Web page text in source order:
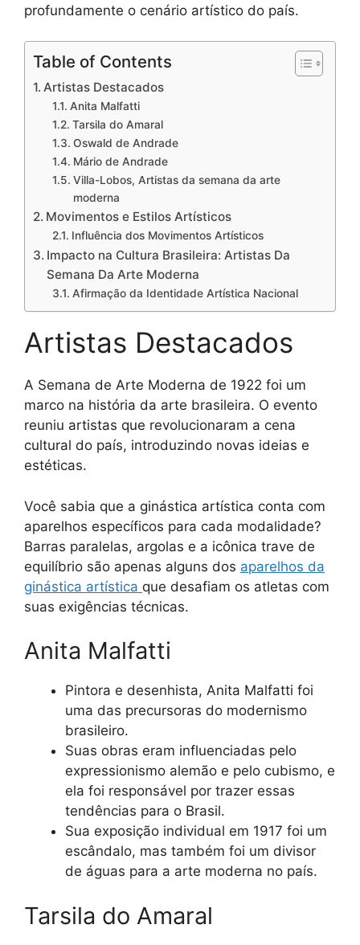
profundamente o cenário artístico do país.
Table of Contents
Artistas Destacados
Anita Malfatti
Tarsila do Amaral
Oswald de Andrade
Mário de Andrade
Villa-Lobos, Artistas da semana da arte
moderna
Movimentos e Estilos Artísticos
Influência dos Movimentos Artísticos
Impacto na Cultura Brasileira: Artistas Da
Semana Da Arte Moderna
Afirmação da Identidade Artística Nacional
Artistas Destacados
A Semana de Arte Moderna de 1922 foi um
marco na história da arte brasileira. O evento
reuniu artistas que revolucionaram a cena
cultural do país, introduzindo novas ideias e
estéticas.
Você sabia que a ginástica artística conta com
aparelhos específicos para cada modalidade?
Barras paralelas, argolas e a icônica trave de
equilíbrio são apenas alguns dos aparelhos da
ginástica artística que desafiam os atletas com
suas exigências técnicas.
Anita Malfatti
Pintora e desenhista, Anita Malfatti foi
uma das precursoras do modernismo
brasileiro.
Suas obras eram influenciadas pelo
expressionismo alemão e pelo cubismo, e
ela foi responsável por trazer essas
tendências para o Brasil.
Sua exposição individual em 1917 foi um
escândalo, mas também foi um divisor
de águas para a arte moderna no país.
Tarsila do Amaral